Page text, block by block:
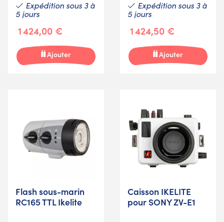
Expédition sous 3 à
5 jours
1 424,00 €
Ajouter
Expédition sous 3 à
5 jours
1 424,50 €
Ajouter
Flash sous-marin
RC165 TTL Ikelite
Caisson IKELITE
pour SONY ZV-E1